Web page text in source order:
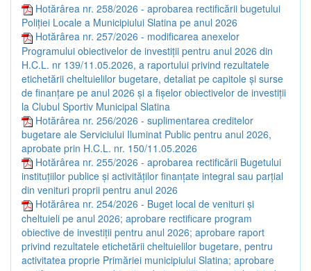
Hotărârea nr. 258/2026 - aprobarea rectificării bugetului
Poliţiei Locale a Municipiului Slatina pe anul 2026
Hotărârea nr. 257/2026 - modificarea anexelor
Programului obiectivelor de investiţii pentru anul 2026 din
H.C.L. nr 139/11.05.2026, a raportului privind rezultatele
etichetării cheltuielilor bugetare, detaliat pe capitole şi surse
de finanţare pe anul 2026 şi a fişelor obiectivelor de investiţii
la Clubul Sportiv Municipal Slatina
Hotărârea nr. 256/2026 - suplimentarea creditelor
bugetare ale Serviciului Iluminat Public pentru anul 2026,
aprobate prin H.C.L. nr. 150/11.05.2026
Hotărârea nr. 255/2026 - aprobarea rectificării Bugetului
instituţiilor publice și activităţilor finanţate integral sau parţial
din venituri proprii pentru anul 2026
Hotărârea nr. 254/2026 - Buget local de venituri şi
cheltuieli pe anul 2026; aprobare rectificare program
obiective de investiţii pentru anul 2026; aprobare raport
privind rezultatele etichetării cheltuielilor bugetare, pentru
activitatea proprie Primăriei municipiului Slatina; aprobare